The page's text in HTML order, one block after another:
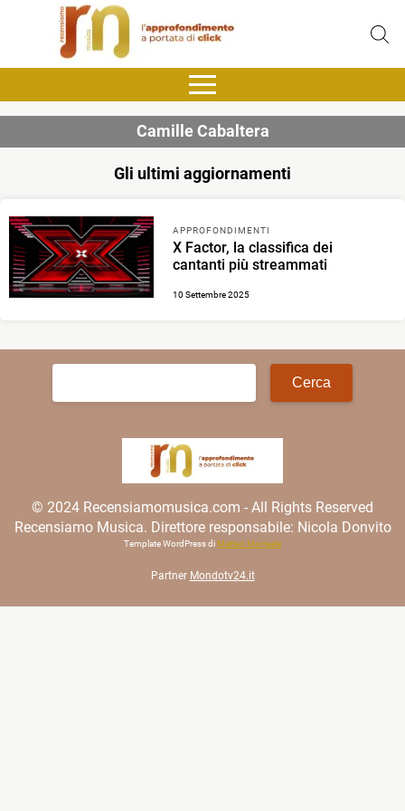
Camille Cabaltera
Gli ultimi aggiornamenti
APPROFONDIMENTI
X Factor, la classifica dei
cantanti più streammati
10 Settembre 2025
Ricerca
© 2024 Recensiamomusica.com - All Rights Reserved
Recensiamo Musica. Direttore responsabile: Nicola Donvito
Template WordPress di Matteo Morreale
Partner Mondotv24.it